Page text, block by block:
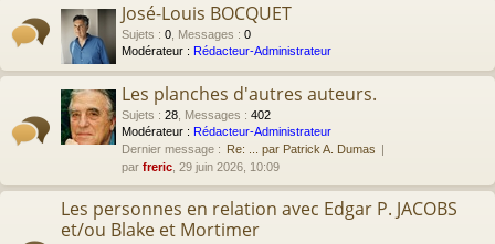
José-Louis BOCQUET
Sujets : 0 Messages : 0
Modérateur : Rédacteur-Administrateur
Les planches d'autres auteurs.
Sujets : 28 Messages : 402
Modérateur : Rédacteur-Administrateur
Dernier message : Re: ... par Patrick A. Dumas
par freric , 29 juin 2026, 10:09
Les personnes en relation avec Edgar P. JACOBS
et/ou Blake et Mortimer